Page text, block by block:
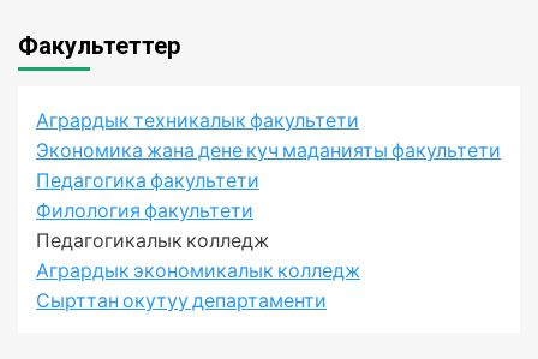
Факультеттер
Агрардык техникалык факультети
Экономика жана дене куч маданияты факультети
Педагогика факультети
Филология факультети
Педагогикалык колледж
Агрардык экономикалык колледж
Сырттан окутуу департаменти